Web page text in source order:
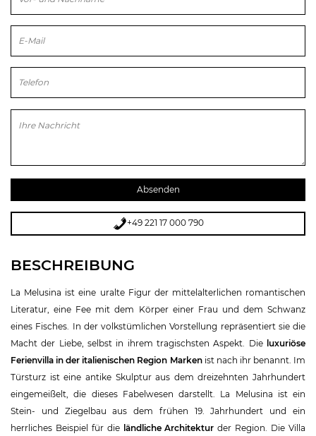
Bitte lasse dieses Feld leer.
+49 221 17 000 790
BESCHREIBUNG
La Melusina ist eine uralte Figur der mittelalterlichen romantischen
Literatur, eine Fee mit dem Körper einer Frau und dem Schwanz
eines Fisches. In der volkstümlichen Vorstellung repräsentiert sie die
Macht der Liebe, selbst in ihrem tragischsten Aspekt. Die luxuriöse
Ferienvilla in der italienischen Region Markenist nach ihr benannt. Im
Türsturz ist eine antike Skulptur aus dem dreizehnten Jahrhundert
eingemeißelt, die dieses Fabelwesen darstellt. La Melusina ist ein
Stein- und Ziegelbau aus dem frühen 19. Jahrhundert und ein
herrliches Beispiel für die ländliche Architektur der Region. Die Villa